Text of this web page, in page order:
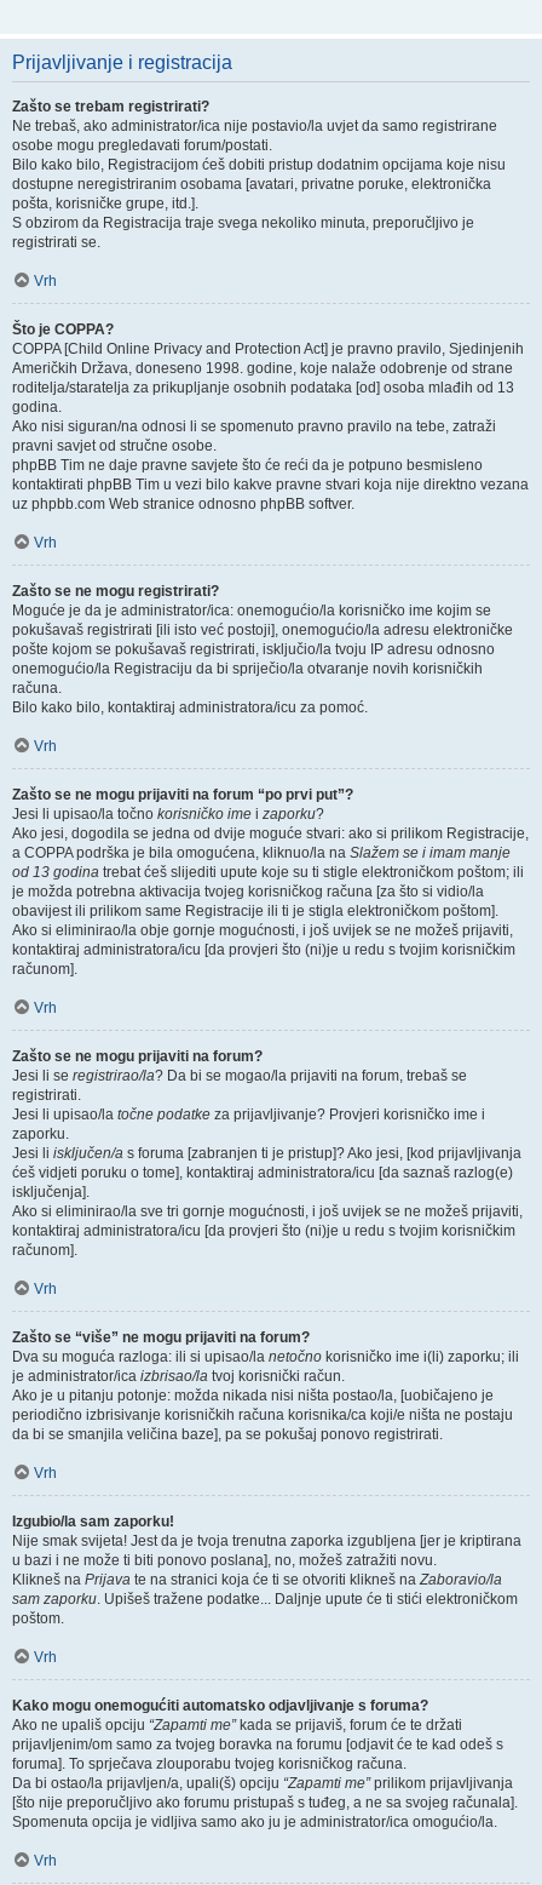
Prijavljivanje i registracija
Zašto se trebam registrirati?
Ne trebaš, ako administrator/ica nije postavio/la uvjet da samo registrirane
osobe mogu pregledavati forum/postati.
Bilo kako bilo, Registracijom ćeš dobiti pristup dodatnim opcijama koje nisu
dostupne neregistriranim osobama [avatari, privatne poruke, elektronička
pošta, korisničke grupe, itd.].
S obzirom da Registracija traje svega nekoliko minuta, preporučljivo je
registrirati se.
Vrh
Što je COPPA?
COPPA [Child Online Privacy and Protection Act] je pravno pravilo, Sjedinjenih
Američkih Država, doneseno 1998. godine, koje nalaže odobrenje od strane
roditelja/staratelja za prikupljanje osobnih podataka [od] osoba mlađih od 13
godina.
Ako nisi siguran/na odnosi li se spomenuto pravno pravilo na tebe, zatraži
pravni savjet od stručne osobe.
phpBB Tim ne daje pravne savjete što će reći da je potpuno besmisleno
kontaktirati phpBB Tim u vezi bilo kakve pravne stvari koja nije direktno vezana
uz phpbb.com Web stranice odnosno phpBB softver.
Vrh
Zašto se ne mogu registrirati?
Moguće je da je administrator/ica: onemogućio/la korisničko ime kojim se
pokušavaš registrirati [ili isto već postoji], onemogućio/la adresu elektroničke
pošte kojom se pokušavaš registrirati, isključio/la tvoju IP adresu odnosno
onemogućio/la Registraciju da bi spriječio/la otvaranje novih korisničkih
računa.
Bilo kako bilo, kontaktiraj administratora/icu za pomoć.
Vrh
Zašto se ne mogu prijaviti na forum “po prvi put”?
Jesi li upisao/la točno korisničko ime i zaporku?
Ako jesi, dogodila se jedna od dvije moguće stvari: ako si prilikom Registracije,
a COPPA podrška je bila omogućena, kliknuo/la na Slažem se i imam manje
od 13 godina trebat ćeš slijediti upute koje su ti stigle elektroničkom poštom; ili
je možda potrebna aktivacija tvojeg korisničkog računa [za što si vidio/la
obavijest ili prilikom same Registracije ili ti je stigla elektroničkom poštom].
Ako si eliminirao/la obje gornje mogućnosti, i još uvijek se ne možeš prijaviti,
kontaktiraj administratora/icu [da provjeri što (ni)je u redu s tvojim korisničkim
računom].
Vrh
Zašto se ne mogu prijaviti na forum?
Jesi li se registrirao/la? Da bi se mogao/la prijaviti na forum, trebaš se
registrirati.
Jesi li upisao/la točne podatke za prijavljivanje? Provjeri korisničko ime i
zaporku.
Jesi li isključen/a s foruma [zabranjen ti je pristup]? Ako jesi, [kod prijavljivanja
ćeš vidjeti poruku o tome], kontaktiraj administratora/icu [da saznaš razlog(e)
isključenja].
Ako si eliminirao/la sve tri gornje mogućnosti, i još uvijek se ne možeš prijaviti,
kontaktiraj administratora/icu [da provjeri što (ni)je u redu s tvojim korisničkim
računom].
Vrh
Zašto se “više” ne mogu prijaviti na forum?
Dva su moguća razloga: ili si upisao/la netočno korisničko ime i(li) zaporku; ili
je administrator/ica izbrisao/la tvoj korisnički račun.
Ako je u pitanju potonje: možda nikada nisi ništa postao/la, [uobičajeno je
periodično izbrisivanje korisničkih računa korisnika/ca koji/e ništa ne postaju
da bi se smanjila veličina baze], pa se pokušaj ponovo registrirati.
Vrh
Izgubio/la sam zaporku!
Nije smak svijeta! Jest da je tvoja trenutna zaporka izgubljena [jer je kriptirana
u bazi i ne može ti biti ponovo poslana], no, možeš zatražiti novu.
Klikneš na Prijava te na stranici koja će ti se otvoriti klikneš naZaboravio/la
sam zaporku. Upišeš tražene podatke... Daljnje upute će ti stići elektroničkom
poštom.
Vrh
Kako mogu onemogućiti automatsko odjavljivanje s foruma?
Ako ne upališ opciju “Zapamti me”kada se prijaviš, forum će te držati
prijavljenim/om samo za tvojeg boravka na forumu [odjavit će te kad odeš s
foruma]. To sprječava zlouporabu tvojeg korisničkog računa.
Da bi ostao/la prijavljen/a, upali(š) opciju “Zapamti me”prilikom prijavljivanja
[što nije preporučljivo ako forumu pristupaš s tuđeg, a ne sa svojeg računala].
Spomenuta opcija je vidljiva samo ako ju je administrator/ica omogućio/la.
Vrh